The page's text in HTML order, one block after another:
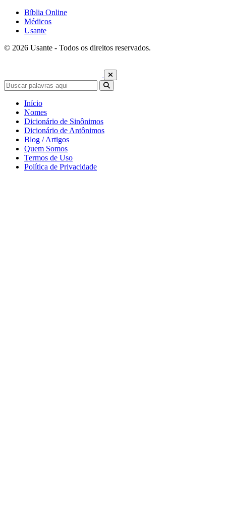
Bíblia Online
Médicos
Usante
© 2026 Usante - Todos os direitos reservados.
Início
Nomes
Dicionário de Sinônimos
Dicionário de Antônimos
Blog / Artigos
Quem Somos
Termos de Uso
Política de Privacidade